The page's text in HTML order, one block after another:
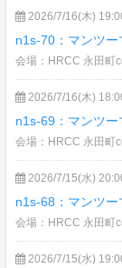
2026/7/16(木)
n1s-70：マンツ
会場：HRCC 永田町
2026/7/16(木)
n1s-69：マンツ
会場：HRCC 永田町
2026/7/15(水)
n1s-68：マンツ
会場：HRCC 永田町
2026/7/15(水)